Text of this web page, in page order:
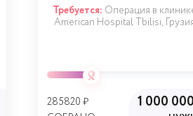
Требуется: Операция в
American Hospital Tbilisi,
285820 ₽
1 000